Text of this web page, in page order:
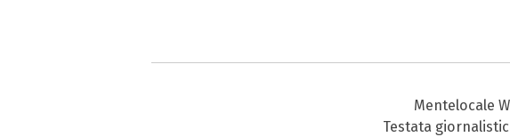
Mentelocale
Testata